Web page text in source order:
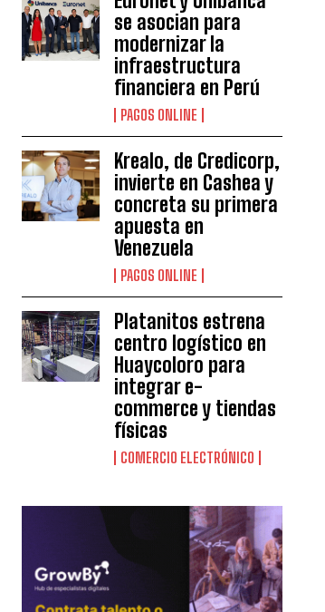
se asocian para
modernizar la
infraestructura
financiera en Perú
PAGOS ONLINE
Krealo, de Credicorp,
invierte en Cashea y
concreta su primera
apuesta en
Venezuela
PAGOS ONLINE
Platanitos estrena
centro logístico en
Huaycoloro para
integrar e-
commerce y tiendas
físicas
COMERCIO ELECTRÓNICO